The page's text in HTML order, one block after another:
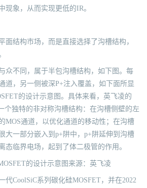
现象，从而实现更低的IR。
面结构市场，而是直接选择了沟槽结构，
众不同，属于半包沟槽结构，如下图。每
道，另一侧被深P+注入覆盖，如下面所显
的设计示意图。具体来看，英飞凌的
个独特的非对称沟槽结构：在沟槽侧壁的左
MOS通道，以优化通道的移动性；在沟槽
大一部分嵌入到p+阱中，p+阱延伸到沟槽
态临界电场，起到了体二极管的作用。
的设计示意图来源：英飞凌
代CoolSiC系列碳化硅MOSFET，并在2022